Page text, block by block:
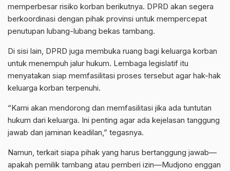
memperbesar risiko korban berikutnya. DPRD akan segera
berkoordinasi dengan pihak provinsi untuk mempercepat
penutupan lubang-lubang bekas tambang.
Di sisi lain, DPRD juga membuka ruang bagi keluarga korban
untuk menempuh jalur hukum. Lembaga legislatif itu
menyatakan siap memfasilitasi proses tersebut agar hak-hak
keluarga korban terpenuhi.
“Kami akan mendorong dan memfasilitasi jika ada tuntutan
hukum dari keluarga. Ini penting agar ada kejelasan tanggung
jawab dan jaminan keadilan,” tegasnya.
Namun, terkait siapa pihak yang harus bertanggung jawab—
apakah pemilik tambang atau pemberi izin—Mudjono enggan